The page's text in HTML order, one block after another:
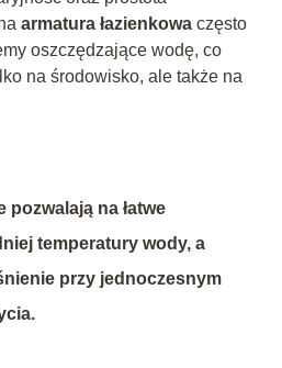
armatura łazienkowaczęsto
oszczędzające wodę, co
na środowisko, ale także na
pozwalają na łatwe
temperatury wody, a
przy jednoczesnym